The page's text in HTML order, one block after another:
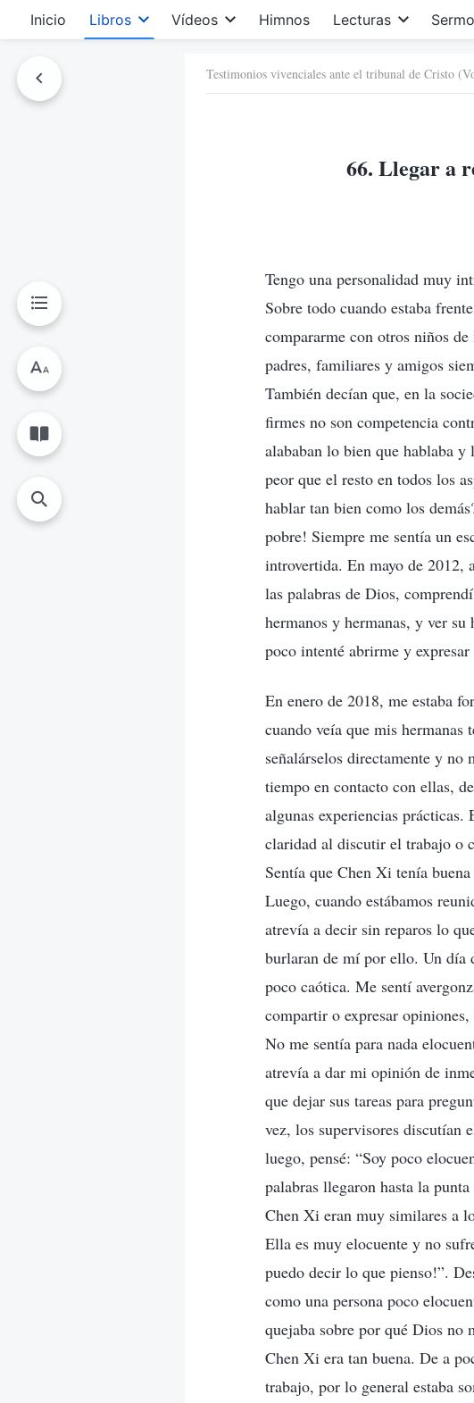
Inicio Libros Vídeos Himnos Lecturas
Testimonios vivenciales ante el tribunal de Cristo
66. Llegar a
Tengo una personalidad muy
Sobre todo cuando estaba
compararme con otros niños
padres, familiares y amigos
También decían que, en la
firmes no son competencia
alababan lo bien que hablaba
peor que el resto en todos los
hablar tan bien como los
pobre! Siempre me sentía un
introvertida. En mayo de 2012,
las palabras de Dios,
hermanos y hermanas, y ver
poco intenté abrirme y
En enero de 2018, me estaba
cuando veía que mis
señalárselos directamente y
tiempo en contacto con ellas,
algunas experiencias
claridad al discutir el trabajo o
Sentía que Chen Xi tenía
Luego, cuando estábamos
atrevía a decir sin reparos lo
burlaran de mí por ello. Un día
poco caótica. Me sentí
compartir o expresar
No me sentía para nada
atrevía a dar mi opinión de
que dejar sus tareas para
vez, los supervisores discutían
luego, pensé: “Soy poco
palabras llegaron hasta la
Chen Xi eran muy similares a
Ella es muy elocuente y no
puedo decir lo que pienso!”.
como una persona poco
quejaba sobre por qué Dios no
Chen Xi era tan buena. De a
trabajo, por lo general estaba